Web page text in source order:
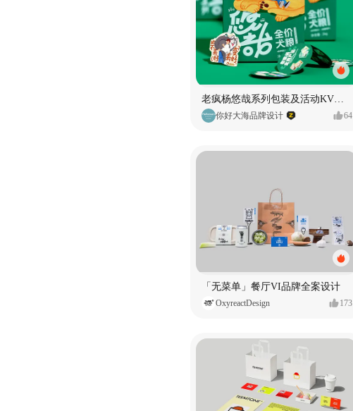
你好大海品牌设计 64
「无菜单」餐厅VI品牌全案设计
OxyreactDesign 173